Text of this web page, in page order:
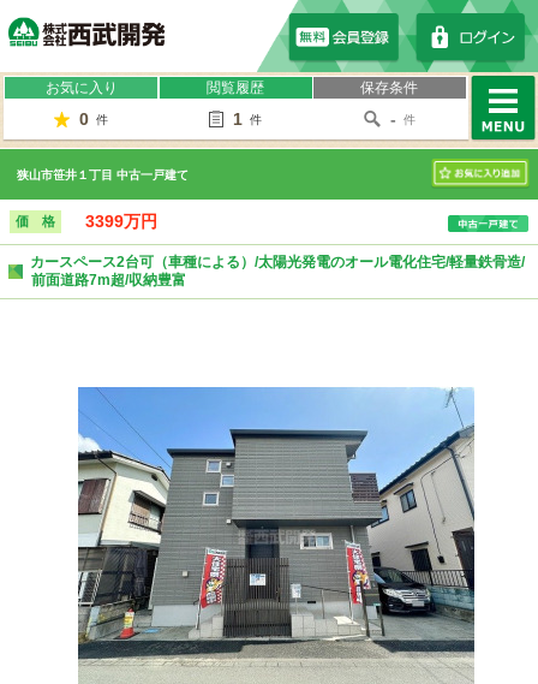
お気に入り
0 件
閲覧履歴
1 件
保存条件
- 件
MENU
狭山市笹井１丁目 中古一戸建て
お気に入り
価 格 3399万円
カースペース2台可（車種による）/太陽光発電のオール電化住宅/軽量鉄骨造/
前面道路7m超/収納豊富